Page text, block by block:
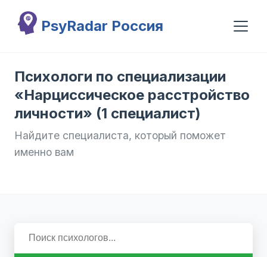
PsyRadar Россия
Психологи по специализации
«Нарциссическое расстройство
личности» (1 специалист)
Найдите специалиста, который поможет
именно вам